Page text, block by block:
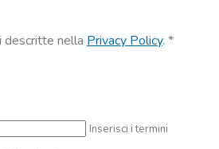
descritte nella Privacy Policy. *
Inserisci i termini